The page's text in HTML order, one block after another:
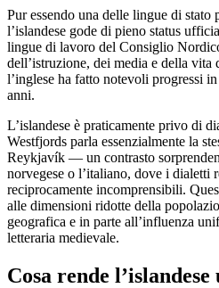
Pur essendo una delle lingue di stato
l’islandese gode di pieno status
lingue di lavoro del Consiglio
dell’istruzione, dei media e della
l’inglese ha fatto notevoli progressi
anni.
L’islandese è praticamente privo di
Westfjords parla essenzialmente la
Reykjavík — un contrasto
norvegese o l’italiano, dove i dialetti
reciprocamente incomprensibili.
alle dimensioni ridotte della
geografica e in parte all’influenza
letteraria medievale.
Cosa rende l’islandese